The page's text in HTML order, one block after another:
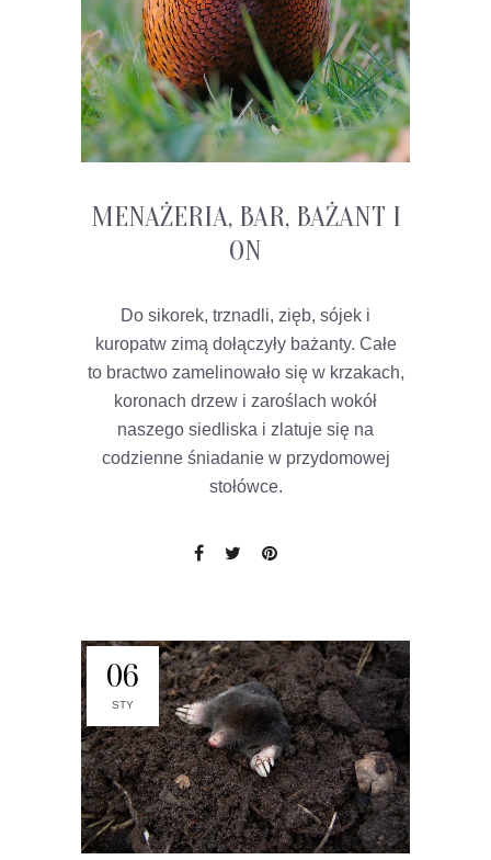
MENAŻERIA, BAR, BAŻANT I
ON
Do sikorek, trznadli, zięb, sójek i
kuropatw zimą dołączyły bażanty. Całe
to bractwo zamelinowało się w krzakach,
koronach drzew i zaroślach wokół
naszego siedliska i zlatuje się na
codzienne śniadanie w przydomowej
stołówce.
06
STY